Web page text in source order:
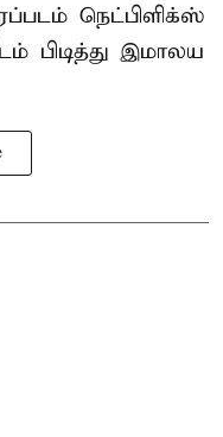
நெட்பிளிக்ஸ்
பிடித்து இமாலய